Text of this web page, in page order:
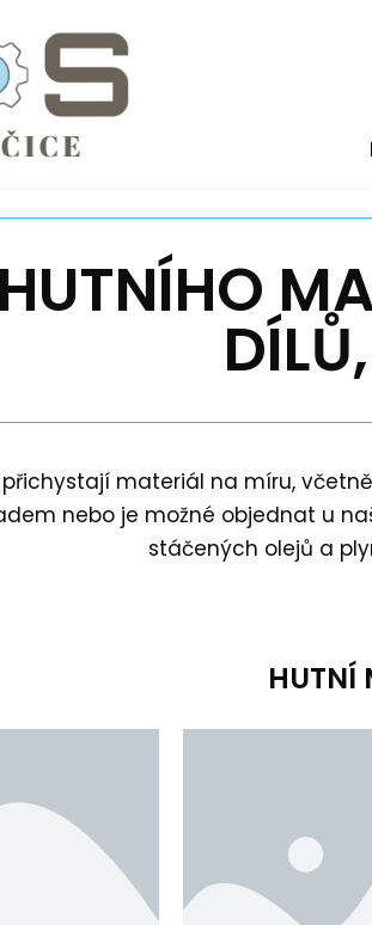
materiál na míru,
nebo je možné objednat u
stáčených olejů a
HUTNÍ